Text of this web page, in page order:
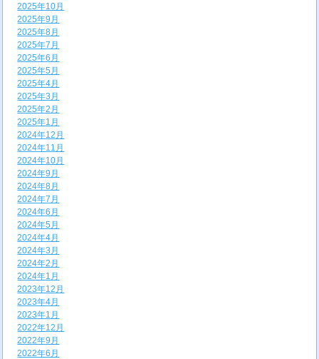
2025年10月
2025年9月
2025年8月
2025年7月
2025年6月
2025年5月
2025年4月
2025年3月
2025年2月
2025年1月
2024年12月
2024年11月
2024年10月
2024年9月
2024年8月
2024年7月
2024年6月
2024年5月
2024年4月
2024年3月
2024年2月
2024年1月
2023年12月
2023年4月
2023年1月
2022年12月
2022年9月
2022年6月